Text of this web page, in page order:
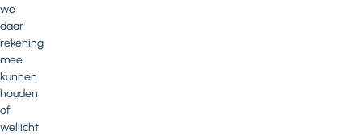
we
daar
rekening
mee
kunnen
houden
of
wellicht